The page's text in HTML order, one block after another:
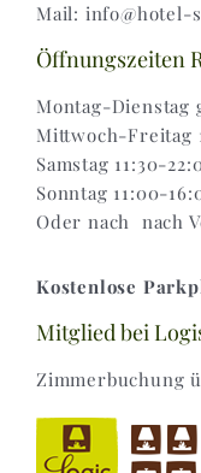
Versand &
Mail: info@hotel-
Öffnungszeiten
Montag-Dienstag
Mittwoch-Freitag
Samstag 11:30-
Sonntag 11:00-
Oder nach nach
Kostenlose
Mitglied bei
Zimmerbuchung